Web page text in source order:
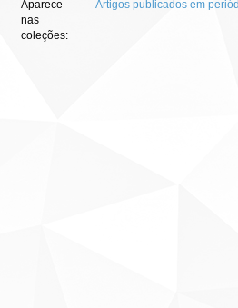
Aparece
nas
coleções:
Artigos publicados em